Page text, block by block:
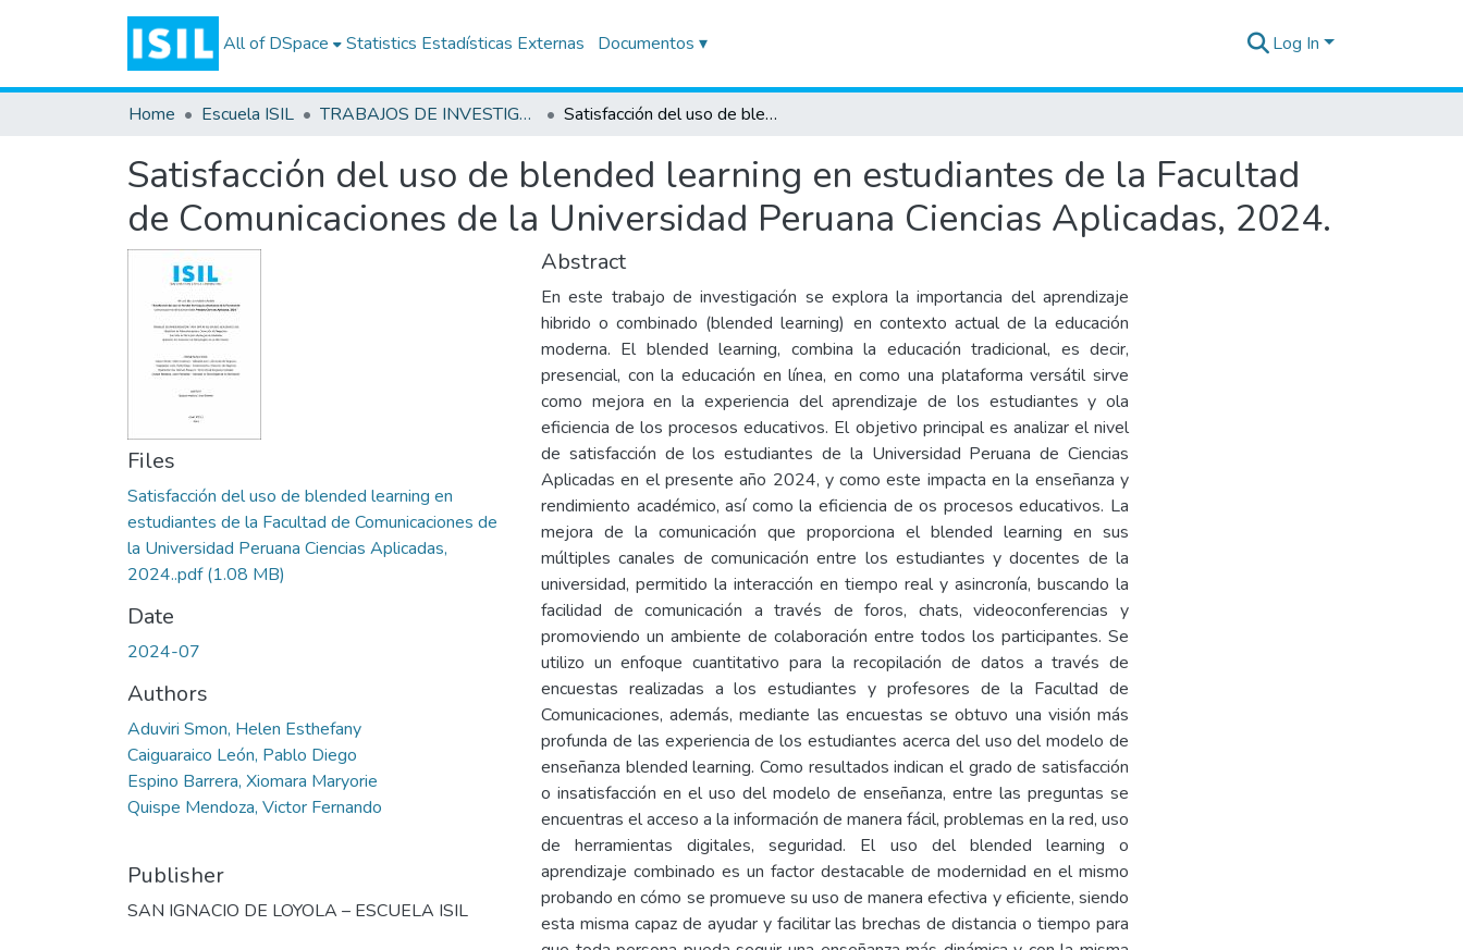
All of DSpace Statistics Estadísticas Externas Documentos ▾ Log In
Home Escuela ISIL TRABAJOS DE INVESTIGACIÓN Satisfacción del uso de blended learning en estudiantes de la Facultad de Comunicaciones de la Universidad Peruana Ciencias Aplicadas, 2024.
Satisfacción del uso de blended learning en estudiantes de la Facultad
de Comunicaciones de la Universidad Peruana Ciencias Aplicadas, 2024.
Files
Satisfacción del uso de blended learning en
estudiantes de la Facultad de Comunicaciones de
la Universidad Peruana Ciencias Aplicadas,
2024..pdf(1.08 MB)
Date
2024-07
Authors
Aduviri Smon, Helen Esthefany
Caiguaraico León, Pablo Diego
Espino Barrera, Xiomara Maryorie
Quispe Mendoza, Victor Fernando
Publisher
SAN IGNACIO DE LOYOLA – ESCUELA ISIL
Abstract
En este trabajo de investigación se explora la importancia del aprendizaje
hibrido o combinado (blended learning) en contexto actual de la educación
moderna. El blended learning, combina la educación tradicional, es decir,
presencial, con la educación en línea, en como una plataforma versátil sirve
como mejora en la experiencia del aprendizaje de los estudiantes y ola
eficiencia de los procesos educativos. El objetivo principal es analizar el nivel
de satisfacción de los estudiantes de la Universidad Peruana de Ciencias
Aplicadas en el presente año 2024, y como este impacta en la enseñanza y
rendimiento académico, así como la eficiencia de os procesos educativos. La
mejora de la comunicación que proporciona el blended learning en sus
múltiples canales de comunicación entre los estudiantes y docentes de la
universidad, permitido la interacción en tiempo real y asincronía, buscando la
facilidad de comunicación a través de foros, chats, videoconferencias y
promoviendo un ambiente de colaboración entre todos los participantes. Se
utilizo un enfoque cuantitativo para la recopilación de datos a través de
encuestas realizadas a los estudiantes y profesores de la Facultad de
Comunicaciones, además, mediante las encuestas se obtuvo una visión más
profunda de las experiencia de los estudiantes acerca del uso del modelo de
enseñanza blended learning. Como resultados indican el grado de satisfacción
o insatisfacción en el uso del modelo de enseñanza, entre las preguntas se
encuentras el acceso a la información de manera fácil, problemas en la red, uso
de herramientas digitales, seguridad. El uso del blended learning o
aprendizaje combinado es un factor destacable de modernidad en el mismo
probando en cómo se promueve su uso de manera efectiva y eficiente, siendo
esta misma capaz de ayudar y facilitar las brechas de distancia o tiempo para